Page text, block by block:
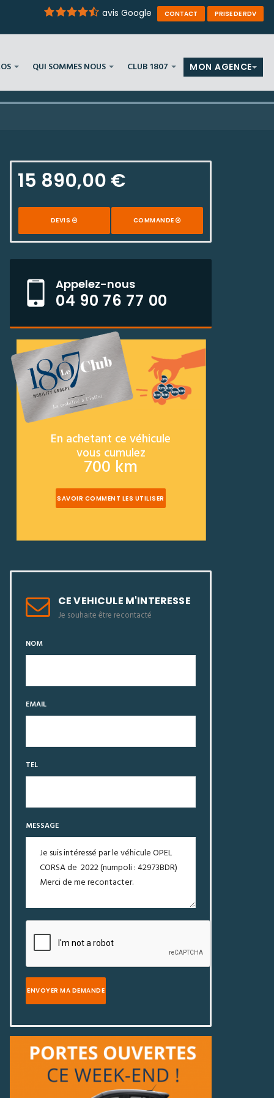
avis Google CONTACT PRISE DE RDV
QUI SOMMES NOUS CLUB 1807 MON AGENCE
15 890,00 €
DEVIS COMMANDE
Appelez-nous
04 90 76 77 00
En achetant ce véhicule
vous cumulez
700 km
SAVOIR COMMENT LES UTILISER
CE VEHICULE M'INTERESSE
Je souhaite être recontacté
NOM
EMAIL
TEL
MESSAGE
ENVOYER MA DEMANDE